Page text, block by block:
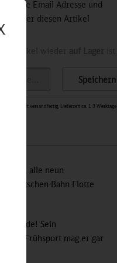
Ihre Email Adresse und
über diesen Artikel
Speichern
Sofort versandfertig, Lieferzeit ca. 1-3 Werktage
Bahn, alle neun
Deutschen-Bahn-Flotte
Sein
Frühsport mag er gar